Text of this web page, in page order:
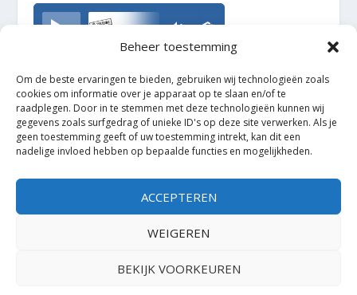
Beheer toestemming
Om de beste ervaringen te bieden, gebruiken wij technologieën zoals
cookies om informatie over je apparaat op te slaan en/of te
raadplegen. Door in te stemmen met deze technologieën kunnen wij
gegevens zoals surfgedrag of unieke ID's op deze site verwerken. Als je
geen toestemming geeft of uw toestemming intrekt, kan dit een
nadelige invloed hebben op bepaalde functies en mogelijkheden.
ACCEPTEREN
WEIGEREN
BEKIJK VOORKEUREN
TrudoFM
Elegant Themes| Mogelijk gemaakt door